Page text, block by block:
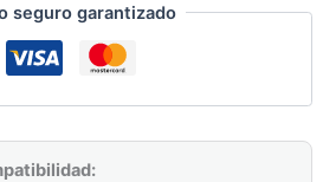
seguro garantizado